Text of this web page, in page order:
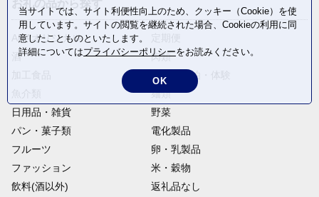
ANAオリジナル
酒
肉類
旅行・宿泊・体験
麺類
日用品・雑貨
野菜
パン・菓子類
電化製品
フルーツ
卵・乳製品
ファッション
米・穀物
飲料(酒以外)
返礼品なし
当サイトでは、サイト利便性向上のため、クッキー（Cookie）を使
用しています。サイトの閲覧を継続された場合、Cookieの利用に同
意したことものといたします。
詳細についてはプライバシーポリシーをお読みください。
OK